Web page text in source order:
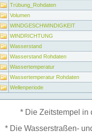
Trübung_Rohdaten
Volumen
WINDGESCHWINDIGKEIT
WINDRICHTUNG
Wasserstand
Wasserstand Rohdaten
Wassertemperatur
Wassertemperatur Rohdaten
Wellenperiode
* Die Zeitstempel in
* Die Wasserstraßen-